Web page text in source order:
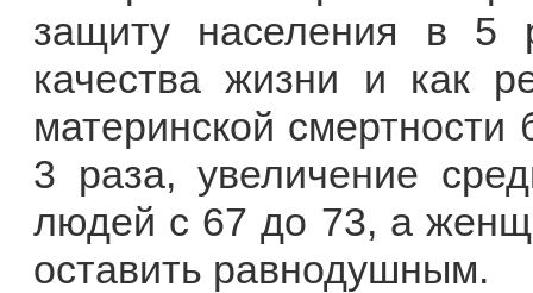
защиту населения в 5
качества жизни и как
материнской
3 раза, увеличение
людей с 67 до 73, а
оставить равнодушным.